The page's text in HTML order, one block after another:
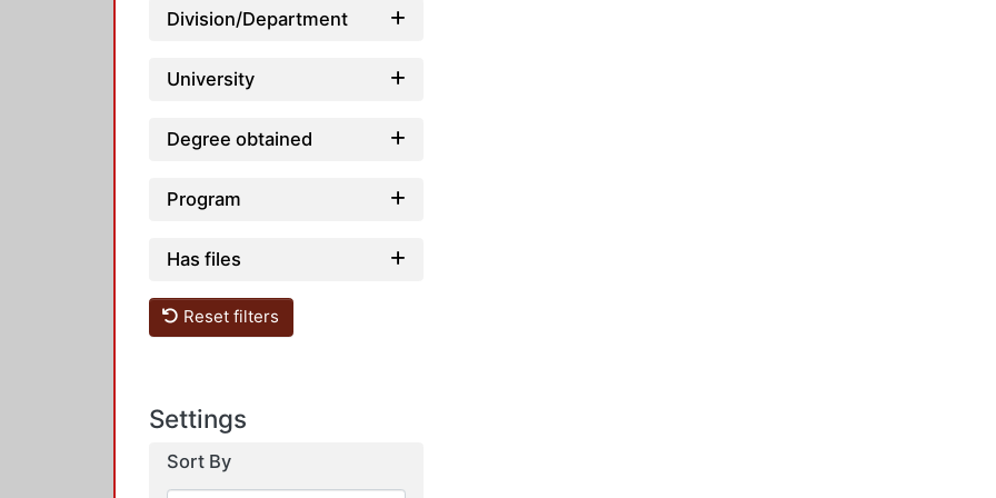
Division/Department
University
Degree obtained
Program
Has files
Reset filters
Settings
Sort By